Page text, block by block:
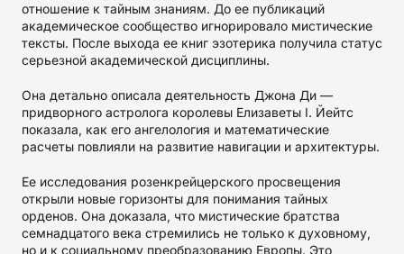
отношение к тайным знаниям. До ее публикаций
академическое сообщество игнорировало мистические
тексты. После выхода ее книг эзотерика получила статус
серьезной академической дисциплины.
Она детально описала деятельность Джона Ди —
придворного астролога королевы Елизаветы I. Йейтс
показала, как его ангелология и математические
расчеты повлияли на развитие навигации и архитектуры.
Ее исследования розенкрейцерского просвещения
открыли новые горизонты для понимания тайных
орденов. Она доказала, что мистические братства
семнадцатого века стремились не только к духовному,
но и к социальному преобразованию Европы. Это